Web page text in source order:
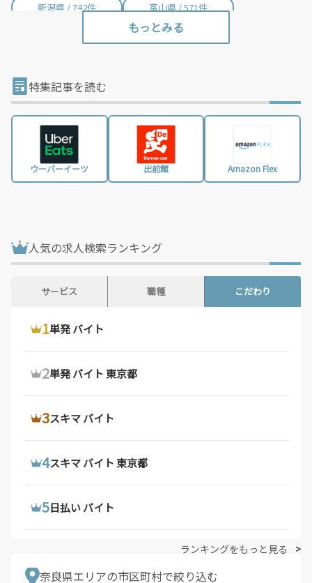
新潟県 / 742件
富山県 / 571件
福井県 / 381件
岐阜県 / 846件
愛知県 / 2,970件
三重県 / 996件
滋賀県 / 645件
京都府 / 1,394件
大阪府 / 3,197件
兵庫県 / 2,450件
奈良県 / 617件
和歌山県 / 294件
香川県 / 497件
愛媛県 / 435件
福岡県 / 1,676件
佐賀県 / 192件
特集記事を読む
ウーバーイーツ 出前館 Amazon Flex
人気の求人検索ランキング
サービス
1ウーバーイーツ 配達員
2ウーバーイーツ バイト
3ウーバーイーツ バイト 東京都
4ウーバーイーツ 配達員 大阪府
5ウーバーイーツ 求人
職種
1ドライバー 求人
2デリバリー バイト
3軽 貨物 求人
4配達 バイト
5トラック 運転 手 求人
こだわり
1単発 バイト
2単発 バイト 東京都
3スキマ バイト
4スキマ バイト 東京都
5日払い バイト
ランキングをもっと見る
奈良県エリアの市区町村で絞り込む